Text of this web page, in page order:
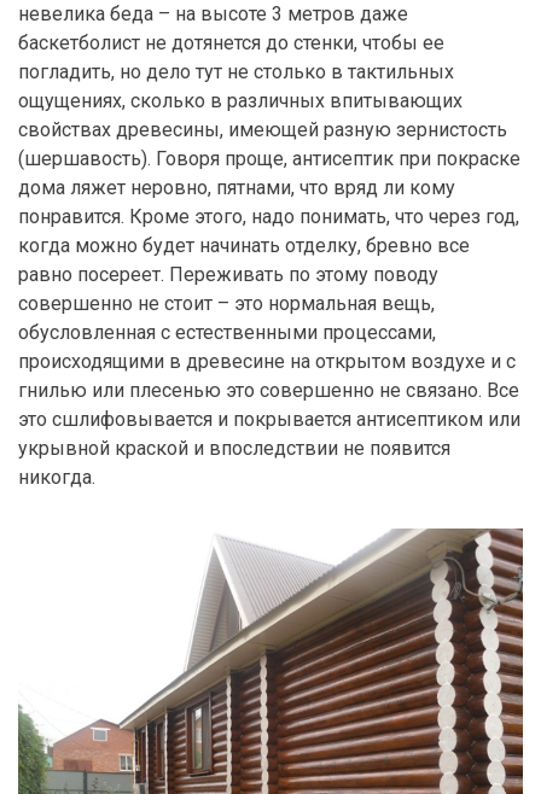
невелика беда – на высоте 3 метров даже
баскетболист не дотянется до стенки, чтобы ее
погладить, но дело тут не столько в тактильных
ощущениях, сколько в различных впитывающих
свойствах древесины, имеющей разную зернистость
(шершавость). Говоря проще, антисептик при покраске
дома ляжет неровно, пятнами, что вряд ли кому
понравится. Кроме этого, надо понимать, что через год,
когда можно будет начинать отделку, бревно все
равно посереет. Переживать по этому поводу
совершенно не стоит – это нормальная вещь,
обусловленная с естественными процессами,
происходящими в древесине на открытом воздухе и с
гнилью или плесенью это совершенно не связано. Все
это сшлифовывается и покрывается антисептиком или
укрывной краской и впоследствии не появится
никогда.